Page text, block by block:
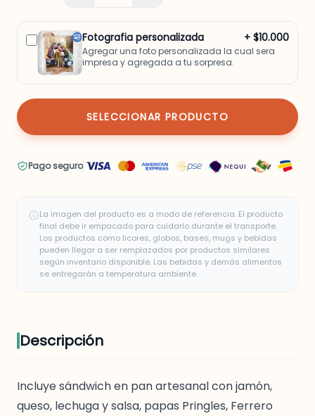
Fotografia personalizada + $10.000
Agregar una foto personalizada la cual sera
impresa y agregada a tu sorpresa.
SELECCIONAR PRODUCTO
Pago seguro
La imagen del producto es a modo de referencia. El producto
final debe ir empacado para cuidarlo durante el transporte.
Los productos como licores, globos, bases, mugs y bebidas
pueden llegar a ser remplazados por productos similares
según inventario disponible. Las bebidas y demás alimentos
se entregarán a temperatura ambiente.
Descripción
Incluye sándwich en pan artesanal con jamón,
queso, lechuga y salsa, papas Pringles, Ferrero